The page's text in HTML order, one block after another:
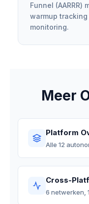
Funnel (AARRR)
warmup
monitoring.
Meer
Platform
Alle 12
Cross-
6 netwerken,